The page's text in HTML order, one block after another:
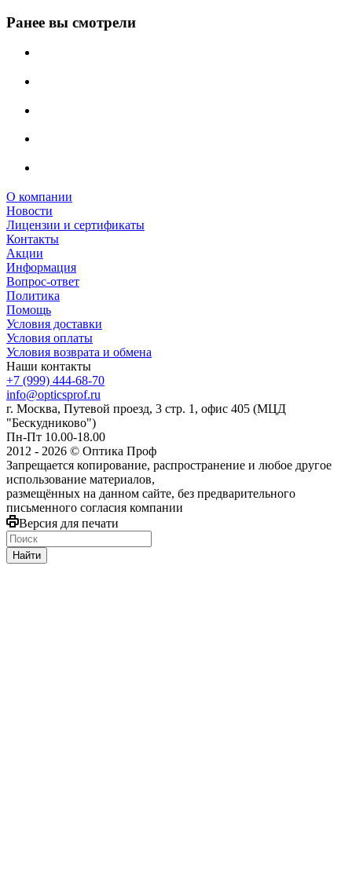
Ранее вы смотрели
О компании
Новости
Лицензии и сертификаты
Контакты
Акции
Информация
Вопрос-ответ
Политика
Помощь
Условия доставки
Условия оплаты
Условия возврата и обмена
Наши контакты
+7 (999) 444-68-70
info@opticsprof.ru
г. Москва, Путевой проезд, 3 стр. 1, офис 405 (МЦД
"Бескудниково")
Пн-Пт 10.00-18.00
2012 - 2026 © Оптика Проф
Запрещается копирование, распространение и любое другое
использование материалов,
размещённых на данном сайте, без предварительного
письменного согласия компании
Версия для печати
Найти